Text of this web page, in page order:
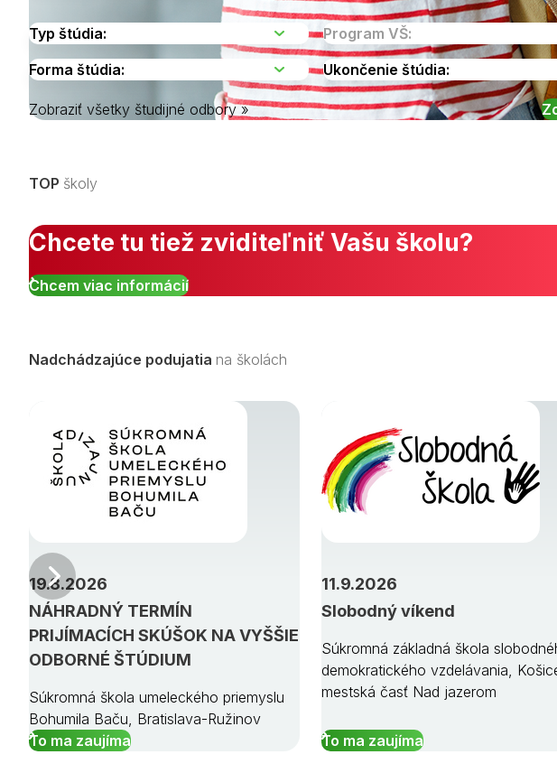
Zobraziť všetky študijné odbory »
TOP školy
Chcete tu tiež zviditeľniť Vašu školu?
Chcem viac informácií
Nadchádzajúce podujatia na školách
NÁHRADNÝ TERMÍN
PRIJÍMACÍCH SKÚŠOK NA VYŠŠIE
ODBORNÉ ŠTÚDIUM
19.8.2026
Súkromná škola umeleckého priemyslu
Bohumila Baču, Bratislava-Ružinov
To ma zaujíma
Slobodný víkend
11.9.2026
Súkromná základná škola
demokratického vzdelávania,
mestská časť Nad jazerom
To ma zaujíma
Predchádzajúci